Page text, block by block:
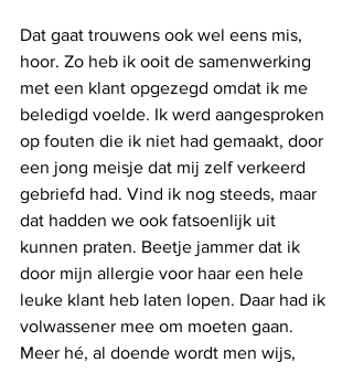
Dat gaat trouwens ook wel eens mis,
hoor. Zo heb ik ooit de samenwerking
met een klant opgezegd omdat ik me
beledigd voelde. Ik werd aangesproken
op fouten die ik niet had gemaakt, door
een jong meisje dat mij zelf verkeerd
gebriefd had. Vind ik nog steeds, maar
dat hadden we ook fatsoenlijk uit
kunnen praten. Beetje jammer dat ik
door mijn allergie voor haar een hele
leuke klant heb laten lopen. Daar had ik
volwassener mee om moeten gaan.
Meer hé, al doende wordt men wijs,